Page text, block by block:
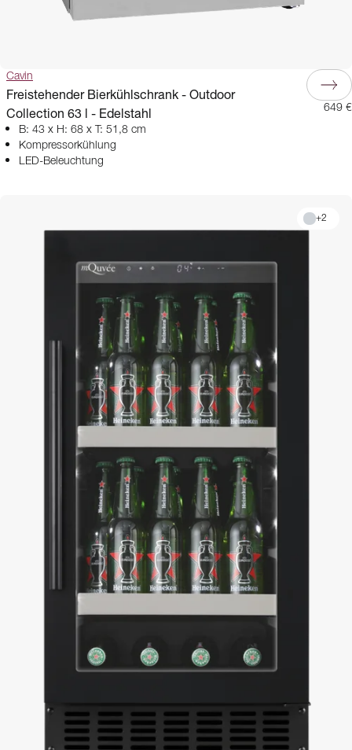
Cavin
Freistehender Bierkühlschrank - Outdoor
Collection 63 l - Edelstahl
B: 43 x H: 68 x T: 51,8 cm
Kompressorkühlung
LED-Beleuchtung
649 €
+2